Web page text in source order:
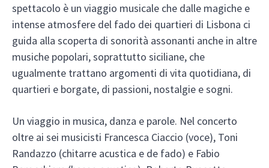
spettacolo è un viaggio musicale che dalle magiche e
intense atmosfere del fado dei quartieri di Lisbona ci
guida alla scoperta di sonorità assonanti anche in altre
musiche popolari, soprattutto siciliane, che
ugualmente trattano argomenti di vita quotidiana, di
quartieri e borgate, di passioni, nostalgie e sogni.
Un viaggio in musica, danza e parole. Nel concerto
oltre ai sei musicisti Francesca Ciaccio (voce), Toni
Randazzo (chitarre acustica e de fado) e Fabio